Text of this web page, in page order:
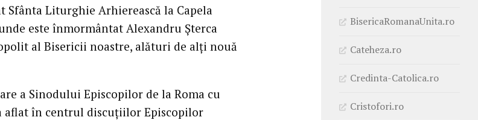
Sfânta Liturghie Arhierească la Capela
este înmormântat Alexandru Șterca
al Bisericii noastre, alături de alți nouă
a Sinodului Episcopilor de la Roma cu
aflat în centrul discuțiilor Episcopilor
BisericaRomanaUnita.ro
Cateheza.ro
Credinta-Catolica.ro
Cristofori.ro